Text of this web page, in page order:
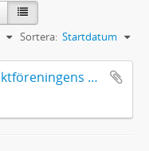
Sortera: Startdatum
Munck af Rosenschöldska släktföreningens handlingar 6. Presidenten Thomas Munck af Rosenschöld och hans hustru Augusta Malmborg